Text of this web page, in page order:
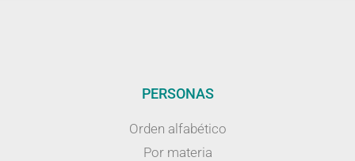
PERSONAS
Orden alfabético
Por materia